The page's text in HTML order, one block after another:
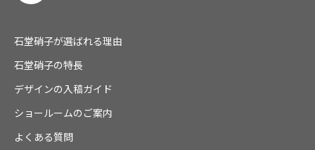
石堂硝子が選ばれる理由
石堂硝子の特長
デザインの入稿ガイド
ショールームのご案内
よくある質問